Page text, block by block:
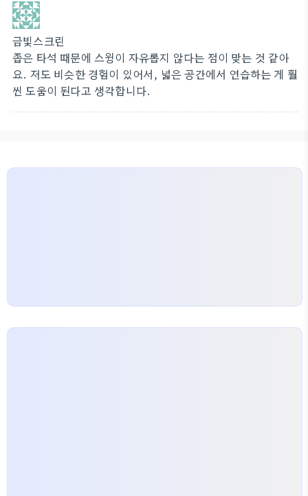
금빛스크린
좁은 타석 때문에 스윙이 자유롭지 않다는 점이 맞는 것 같아
요. 저도 비슷한 경험이 있어서, 넓은 공간에서 연습하는 게 훨
씬 도움이 된다고 생각합니다.